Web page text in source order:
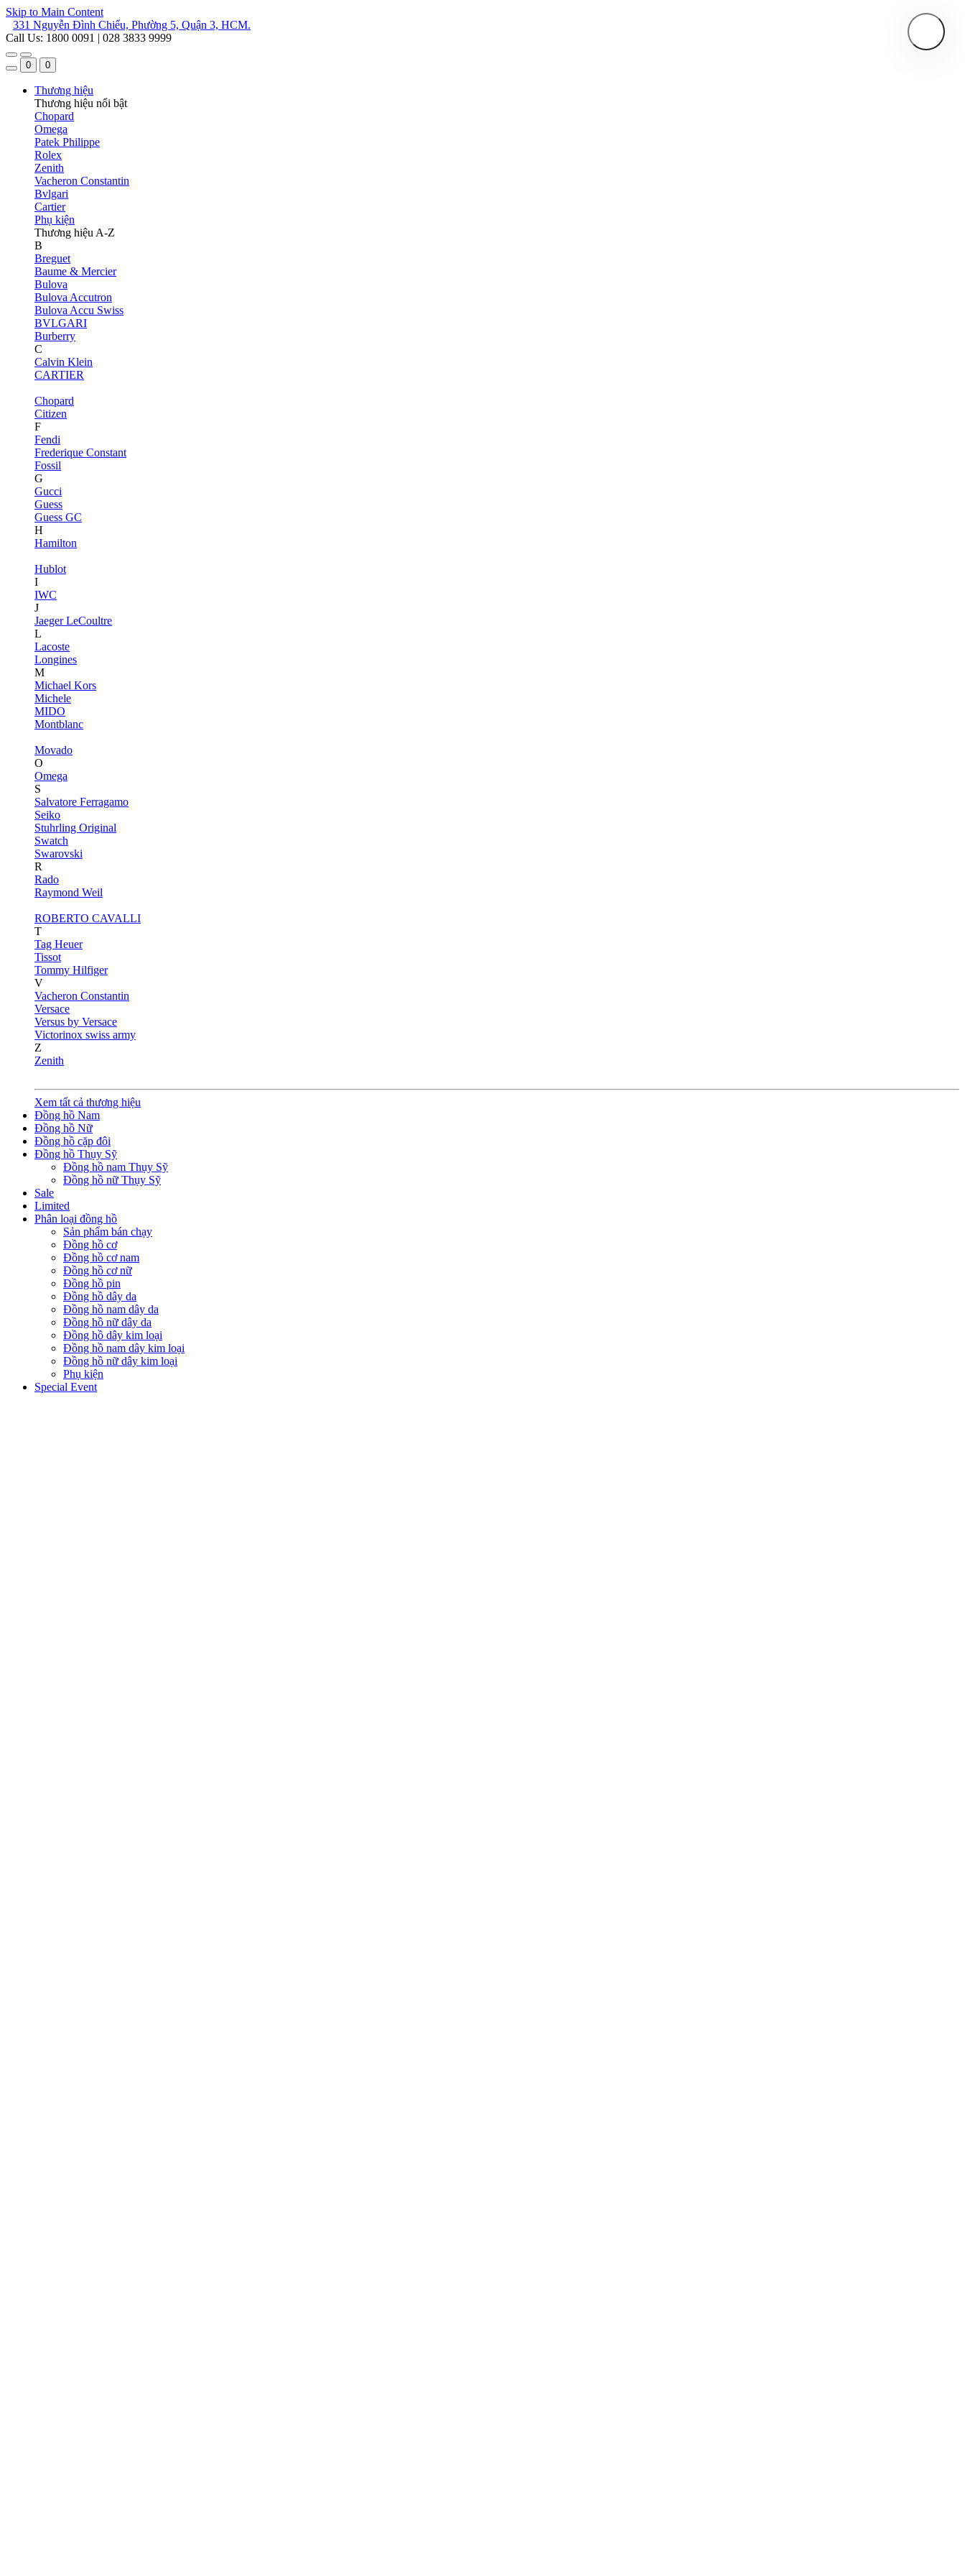
Skip to Main Content
331 Nguyễn Đình Chiểu, Phường 5, Quận 3, HCM.
Call Us: 1800 0091 | 028 3833 9999
0 0
Thương hiệu
Thương hiệu nổi bật
Chopard
Omega
Patek Philippe
Rolex
Zenith
Vacheron Constantin
Bvlgari
Cartier
Phụ kiện
Thương hiệu A-Z
B
Breguet
Baume & Mercier
Bulova
Bulova Accutron
Bulova Accu Swiss
BVLGARI
Burberry
C
Calvin Klein
CARTIER
Chopard
Citizen
F
Fendi
Frederique Constant
Fossil
G
Gucci
Guess
Guess GC
H
Hamilton
Hublot
I
IWC
J
Jaeger LeCoultre
L
Lacoste
Longines
M
Michael Kors
Michele
MIDO
Montblanc
Movado
O
Omega
S
Salvatore Ferragamo
Seiko
Stuhrling Original
Swatch
Swarovski
R
Rado
Raymond Weil
ROBERTO CAVALLI
T
Tag Heuer
Tissot
Tommy Hilfiger
V
Vacheron Constantin
Versace
Versus by Versace
Victorinox swiss army
Z
Zenith
Xem tất cả thương hiệu
Đồng hồ Nam
Đồng hồ Nữ
Đồng hồ cặp đôi
Đồng hồ Thụy Sỹ
Đồng hồ nam Thụy Sỹ
Đồng hồ nữ Thụy Sỹ
Sale
Limited
Phân loại đồng hồ
Sản phẩm bán chạy
Đồng hồ cơ
Đồng hồ cơ nam
Đồng hồ cơ nữ
Đồng hồ pin
Đồng hồ dây da
Đồng hồ nam dây da
Đồng hồ nữ dây da
Đồng hồ dây kim loại
Đồng hồ nam dây kim loại
Đồng hồ nữ dây kim loại
Phụ kiện
Special Event